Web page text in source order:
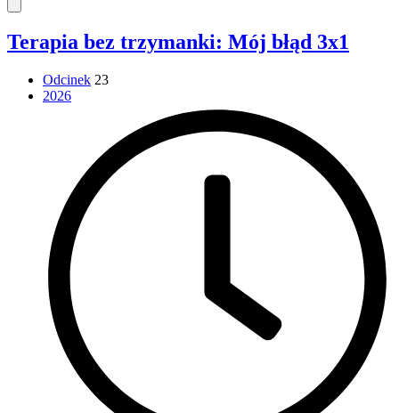
Terapia bez trzymanki: Mój błąd 3x1
Odcinek 23
2026